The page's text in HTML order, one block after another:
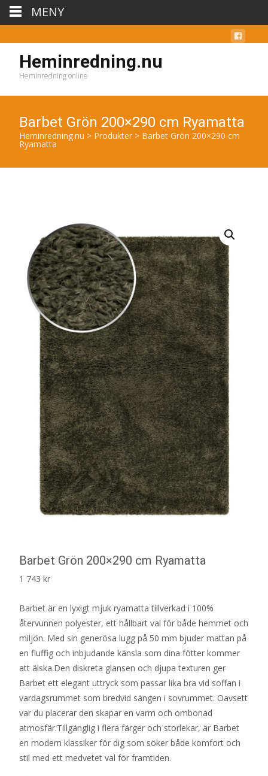
Heminredning.nu
Heminredning online
Barbet Grön 200×290 cm Ryamatta
Heminredning.nu > Produkter > Barbet Grön 200×290 cm
Ryamatta
Barbet Grön 200×290 cm Ryamatta
1 743 kr
Barbet är en lyxigt mjuk ryamatta tillverkad i 100%
återvunnen polyester, ett hållbart val för både hemmet och
miljön. Med sin generösa lugg på 50 mm bjuder mattan på
en fluffig och inbjudande känsla som dina fötter kommer
att älska.Den diskreta glansen och djupa texturen ger
Barbet ett elegant uttryck som passar lika bra vid soffan i
vardagsrummet som bredvid sängen i sovrummet. Oavsett
var du placerar den skapar en varm och ombonad
atmosfär.Tillgänglig i flera färger och storlekar, är Barbet
en modern klassiker för dig som söker både komfort och
stil med ett medvetet val för framtiden.
MENY